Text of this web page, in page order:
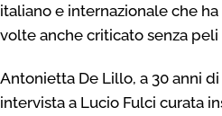
italiano e internazionale che
volte anche criticato senza
Antonietta De Lillo, a 30 anni
intervista a Lucio Fulci curata